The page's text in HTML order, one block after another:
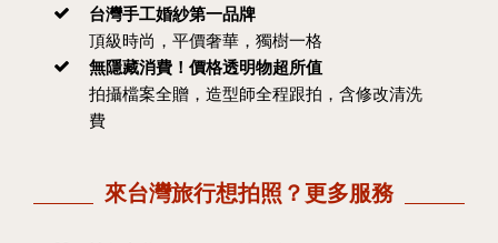
台灣手工婚紗第一品牌
頂級時尚，平價奢華，獨樹一格
無隱藏消費！價格透明物超所值
拍攝檔案全贈，造型師全程跟拍，含修改清洗
費
來台灣旅行想拍照？更多服務